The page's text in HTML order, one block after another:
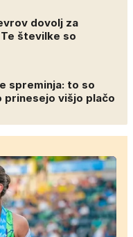
dovolj za
številke so
spreminja: to so
prinesejo višjo plačo